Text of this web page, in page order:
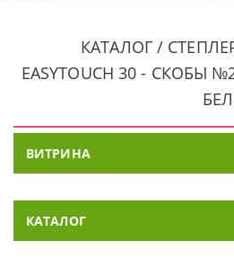
КАТАЛОГ /
EASYTOUCH 30 - СКОБЫ
ВИТРИНА
КАТАЛОГ